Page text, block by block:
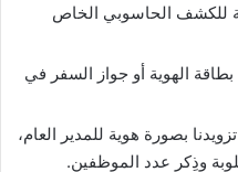
للكشف الحاسوبي الخاص
الهوية أو جواز السفر في
بصورة هوية للمدير العام،
وذِكر عدد الموظفين.